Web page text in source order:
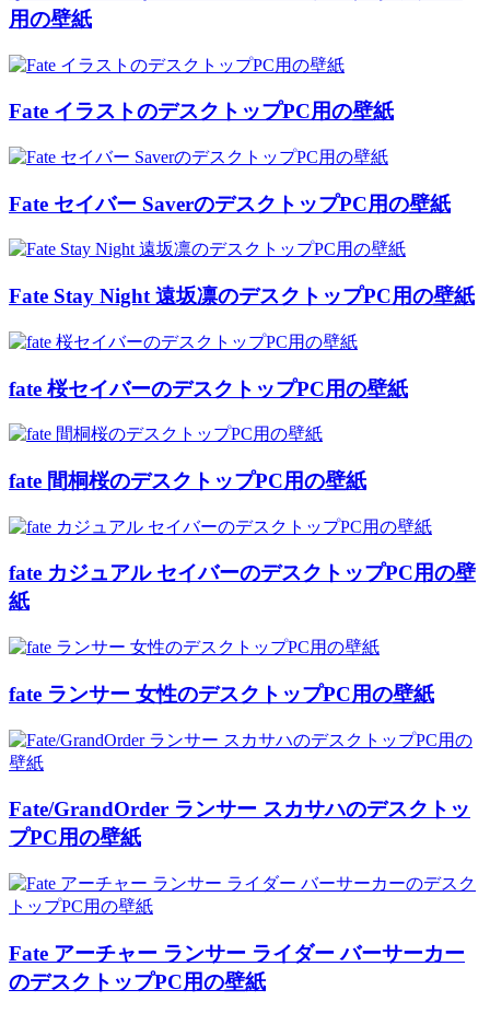
用の壁紙
Fate イラストのデスクトップPC用の壁紙
Fate セイバー SaverのデスクトップPC用の壁紙
Fate Stay Night 遠坂凛のデスクトップPC用の壁紙
fate 桜セイバーのデスクトップPC用の壁紙
fate 間桐桜のデスクトップPC用の壁紙
fate カジュアル セイバーのデスクトップPC用の壁
紙
fate ランサー 女性のデスクトップPC用の壁紙
Fate/GrandOrder ランサー スカサハのデスクトッ
プPC用の壁紙
Fate アーチャー ランサー ライダー バーサーカー
のデスクトップPC用の壁紙